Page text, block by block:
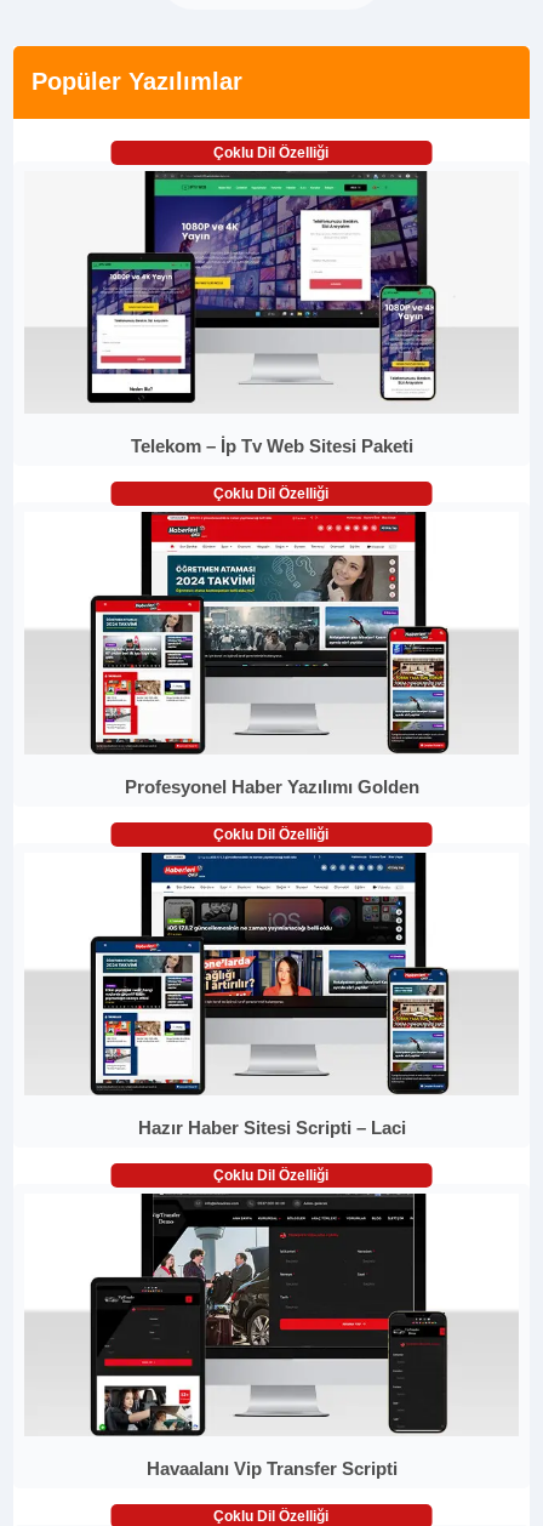
Popüler Yazılımlar
Çoklu Dil Özelliği
Telekom – İp Tv Web Sitesi Paketi
Çoklu Dil Özelliği
Profesyonel Haber Yazılımı Golden
Çoklu Dil Özelliği
Hazır Haber Sitesi Scripti – Laci
Çoklu Dil Özelliği
Havaalanı Vip Transfer Scripti
Çoklu Dil Özelliği